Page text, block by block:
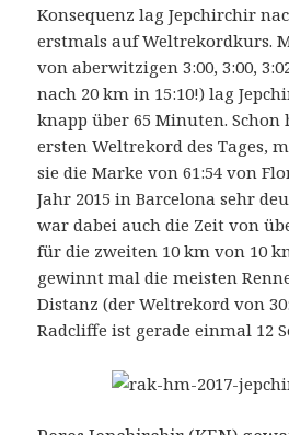
Konsequenz lag Jepchirchir
erstmals auf Weltrekordkurs.
von aberwitzigen 3:00, 3:00,
nach 20 km in 15:10!) lag
knapp über 65 Minuten. Schon
ersten Weltrekord des Tages,
sie die Marke von 61:54 von
Jahr 2015 in Barcelona sehr
war dabei auch die Zeit von
für die zweiten 10 km von 10
gewinnt mal die meisten
Distanz (der Weltrekord von
Radcliffe ist gerade einmal 12